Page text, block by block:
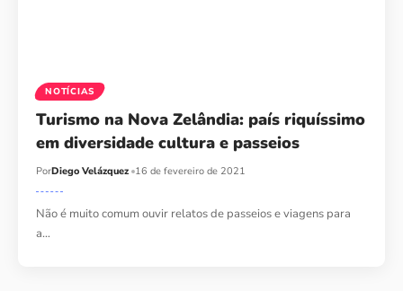
NOTÍCIAS
Turismo na Nova Zelândia: país riquíssimo
em diversidade cultura e passeios
PorDiego Velázquez 16 de fevereiro de 2021
Não é muito comum ouvir relatos de passeios e viagens para
a…